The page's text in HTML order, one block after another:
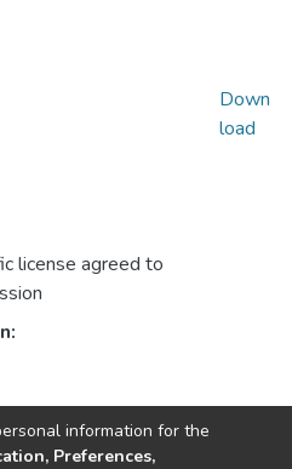
license agreed to
Down
load
information for the
Preferences,